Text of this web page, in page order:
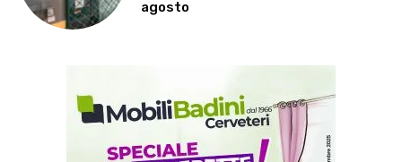
agosto